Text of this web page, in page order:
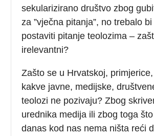
sekularizirano društvo zbog
za ”vječna pitanja”, no trebalo
postaviti pitanje teolozima –
irelevantni?
Zašto se u Hrvatskoj,
kakve javne, medijske,
teolozi ne pozivaju? Zbog
urednika medija ili zbog toga
danas kod nas nema ništa reći